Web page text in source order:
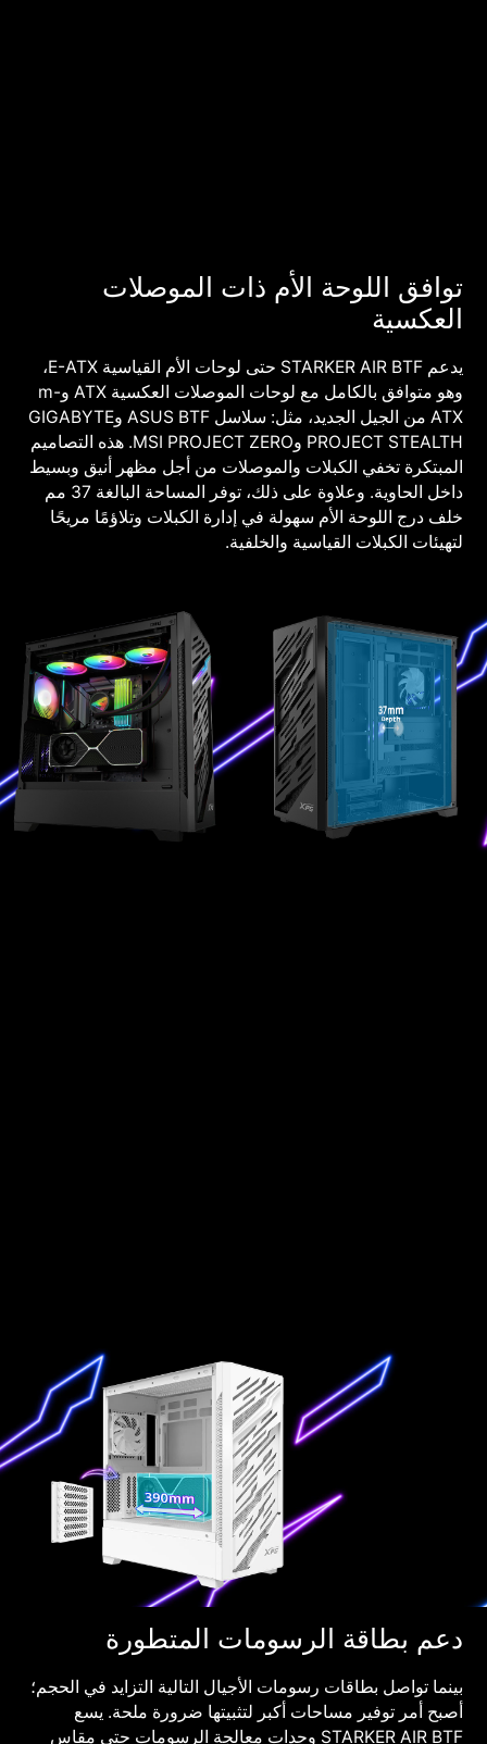
توافق اللوحة الأم ذات الموصلات
العكسية
يدعم STARKER AIR BTF حتى لوحات الأم القياسية E-ATX،
وهو متوافق بالكامل مع لوحات الموصلات العكسية ATX وm-
ATX من الجيل الجديد، مثل: سلاسل ASUS BTF وGIGABYTE
PROJECT STEALTH وMSI PROJECT ZERO. هذه التصاميم
المبتكرة تخفي الكبلات والموصلات من أجل مظهر أنيق وبسيط
داخل الحاوية. وعلاوة على ذلك، توفر المساحة البالغة 37 مم
خلف درج اللوحة الأم سهولة في إدارة الكبلات وتلاؤمًا مريحًا
لتهيئات الكبلات القياسية والخلفية.
دعم بطاقة الرسومات المتطورة
بينما تواصل بطاقات رسومات الأجيال التالية التزايد في الحجم؛
أصبح أمر توفير مساحات أكبر لتثبيتها ضرورة ملحة. يسع
STARKER AIR BTF وحدات معالجة الرسومات حتى مقاس